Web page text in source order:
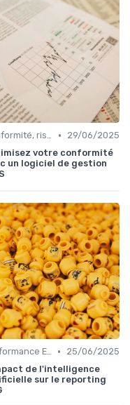
Conformité, risques & réglementation •
29/06/2025
votre conformité
un logiciel de gestion
Performance ESG & finance durable •
25/06/2025
de l'intelligence
sur le reporting